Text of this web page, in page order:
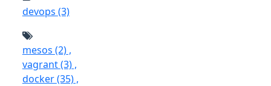
devops (3)
mesos (2),
vagrant(3),
docker(35),